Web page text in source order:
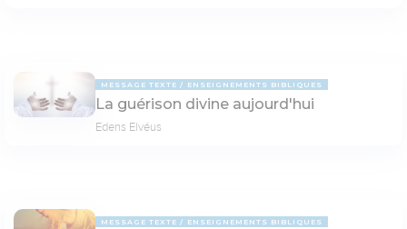
MESSAGE TEXTE ENSEIGNEMENTS BIBLIQUES
La guérison divine aujourd'hui
Edens Elvéus
MESSAGE TEXTE ENSEIGNEMENTS BIBLIQUES